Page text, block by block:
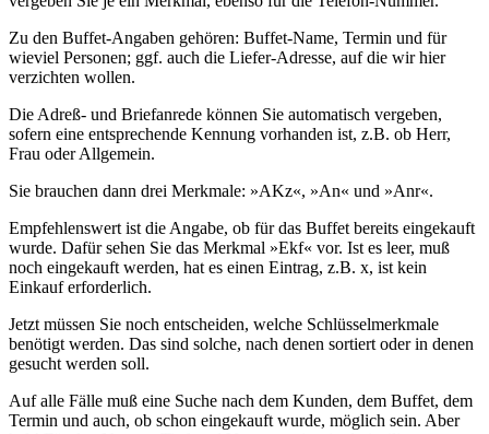
Zu den Buffet-Angaben gehören: Buffet-Name, Termin und für
wieviel Personen; ggf. auch die Liefer-Adresse, auf die wir hier
verzichten wollen.
Die Adreß- und Briefanrede können Sie automatisch vergeben,
sofern eine entsprechende Kennung vorhanden ist, z.B. ob Herr,
Frau oder Allgemein.
Sie brauchen dann drei Merkmale: »AKz«, »An« und »Anr«.
Empfehlenswert ist die Angabe, ob für das Buffet bereits eingekauft
wurde. Dafür sehen Sie das Merkmal »Ekf« vor. Ist es leer, muß
noch eingekauft werden, hat es einen Eintrag, z.B. x, ist kein
Einkauf erforderlich.
Jetzt müssen Sie noch entscheiden, welche Schlüsselmerkmale
benötigt werden. Das sind solche, nach denen sortiert oder in denen
gesucht werden soll.
Auf alle Fälle muß eine Suche nach dem Kunden, dem Buffet, dem
Termin und auch, ob schon eingekauft wurde, möglich sein. Aber